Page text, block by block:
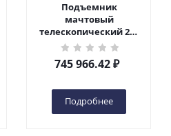
Подъемник
мачтовый
телескопический 200
кг 10 м TOR GTWY10-
200S DC 2-мачтовый
(автономный) (N) в
745 966.42₽
Подробнее